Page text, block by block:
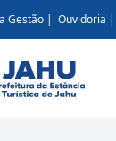
Gestão Ouvidoria